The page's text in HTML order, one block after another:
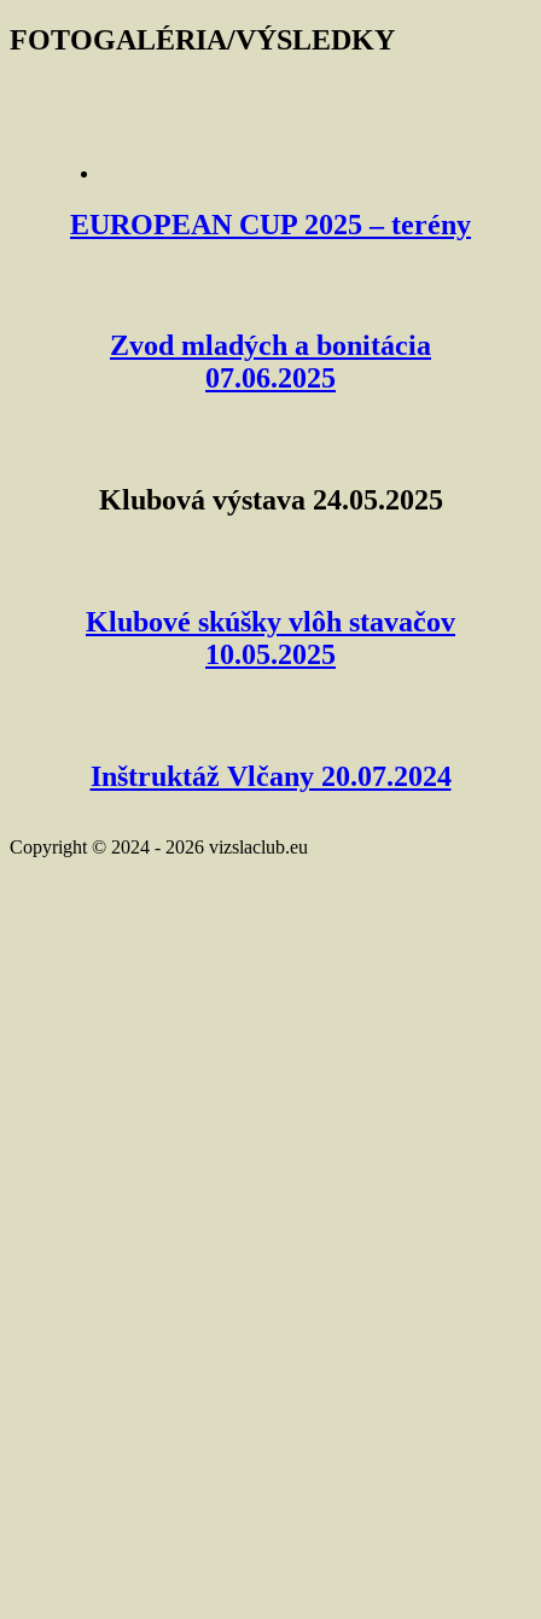
FOTOGALÉRIA/VÝSLEDKY
EUROPEAN CUP 2025 – terény
Zvod mladých a bonitácia
07.06.2025
Klubová výstava 24.05.2025
Klubové skúšky vlôh stavačov
10.05.2025
Inštruktáž Vlčany 20.07.2024
Copyright © 2024 - 2026 vizslaclub.eu